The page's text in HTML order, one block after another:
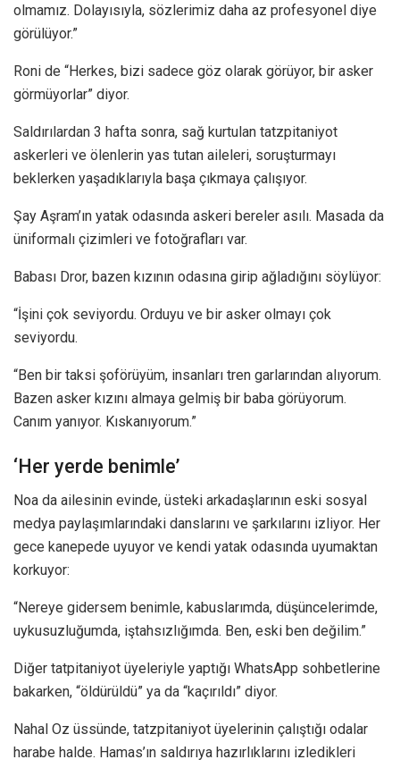
olmamız. Dolayısıyla, sözlerimiz daha az profesyonel diye
görülüyor.”
Roni de “Herkes, bizi sadece göz olarak görüyor, bir asker
görmüyorlar” diyor.
Saldırılardan 3 hafta sonra, sağ kurtulan tatzpitaniyot
askerleri ve ölenlerin yas tutan aileleri, soruşturmayı
beklerken yaşadıklarıyla başa çıkmaya çalışıyor.
Şay Aşram’ın yatak odasında askeri bereler asılı. Masada da
üniformalı çizimleri ve fotoğrafları var.
Babası Dror, bazen kızının odasına girip ağladığını söylüyor:
“İşini çok seviyordu. Orduyu ve bir asker olmayı çok
seviyordu.
“Ben bir taksi şoförüyüm, insanları tren garlarından alıyorum.
Bazen asker kızını almaya gelmiş bir baba görüyorum.
Canım yanıyor. Kıskanıyorum.”
‘Her yerde benimle’
Noa da ailesinin evinde, üsteki arkadaşlarının eski sosyal
medya paylaşımlarındaki danslarını ve şarkılarını izliyor. Her
gece kanepede uyuyor ve kendi yatak odasında uyumaktan
korkuyor:
“Nereye gidersem benimle, kabuslarımda, düşüncelerimde,
uykusuzluğumda, iştahsızlığımda. Ben, eski ben değilim.”
Diğer tatpitaniyot üyeleriyle yaptığı WhatsApp sohbetlerine
bakarken, “öldürüldü” ya da “kaçırıldı” diyor.
Nahal Oz üssünde, tatzpitaniyot üyelerinin çalıştığı odalar
harabe halde. Hamas’ın saldırıya hazırlıklarını izledikleri